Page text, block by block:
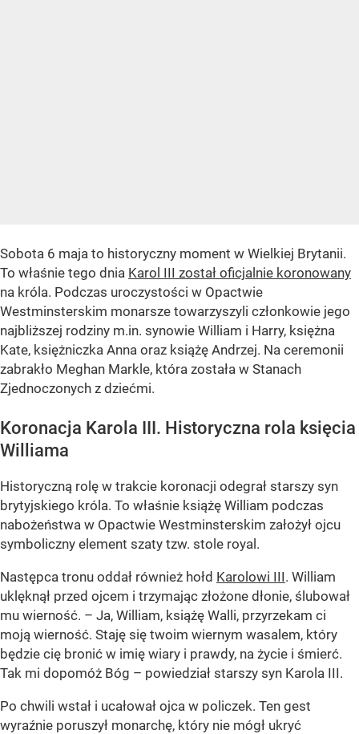
Sobota 6 maja to historyczny moment w Wielkiej Brytanii.
To właśnie tego dnia Karol III został oficjalnie koronowany
na króla. Podczas uroczystości w Opactwie
Westminsterskim monarsze towarzyszyli członkowie jego
najbliższej rodziny m.in. synowie William i Harry, księżna
Kate, księżniczka Anna oraz książę Andrzej. Na ceremonii
zabrakło Meghan Markle, która została w Stanach
Zjednoczonych z dziećmi.
Koronacja Karola III. Historyczna rola księcia
Williama
Historyczną rolę w trakcie koronacji odegrał starszy syn
brytyjskiego króla. To właśnie książę William podczas
nabożeństwa w Opactwie Westminsterskim założył ojcu
symboliczny element szaty tzw. stole royal.
Następca tronu oddał również hołd Karolowi III. William
uklęknął przed ojcem i trzymając złożone dłonie, ślubował
mu wierność. – Ja, William, książę Walli, przyrzekam ci
moją wierność. Staję się twoim wiernym wasalem, który
będzie cię bronić w imię wiary i prawdy, na życie i śmierć.
Tak mi dopomóż Bóg – powiedział starszy syn Karola III.
Po chwili wstał i ucałował ojca w policzek. Ten gest
wyraźnie poruszył monarchę, który nie mógł ukryć